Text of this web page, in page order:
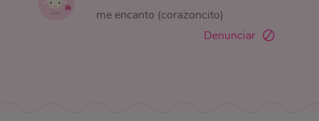
me encanto (corazoncito)
Denunciar